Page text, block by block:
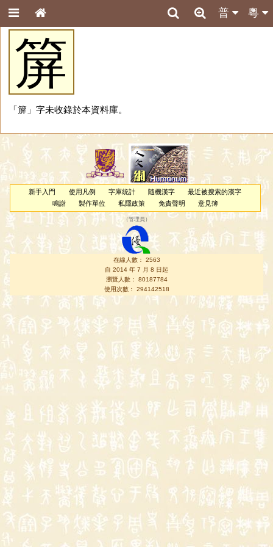
粵
普
箳
「箳」字未收錄於本資料庫。
新手入門 使用凡例 字庫統計 隨機漢字
最近被搜索的漢字
鳴謝
製作單位 私隱政策 免責聲明 意見簿
（管理員 ）
在線人數： 2563
自 2014 年 7 月 8 日起
瀏覽人數： 80187784
使用次數： 294142518